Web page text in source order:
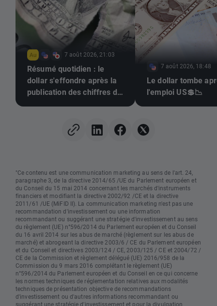
7 août 2026, 21:03
Résumé quotidien : le
dollar s'effondre après la
publication des chiffres de
7 août 2026, 18:48
Le dollar tombe
l'emploi US💲📉
"Ce contenu est une communication marketing au sens de l'art. 24,
paragraphe 3, de la directive 2014/65 /UE du Parlement européen et
du Conseil du 15 mai 2014 concernant les marchés d'instruments
financiers et modifiant la directive 2002/92 /CE et la directive
2011/61 /UE (MiFID II). La communication marketing n'est pas une
recommandation d'investissement ou une information
recommandant ou suggérant une stratégie d'investissement au sens
du règlement (UE) n°596/2014 du Parlement européen et du Conseil
du 16 avril 2014 sur les abus de marché (règlement sur les abus de
marché) et abrogeant la directive 2003/6 / CE du Parlement européen
et du Conseil et directives 2003/124 / CE, 2003/125 / CE et 2004/72 /
CE de la Commission et règlement délégué (UE) 2016/958 de la
Commission du 9 mars 2016 complétant le règlement (UE)
n°596/2014 du Parlement européen et du Conseil en ce qui concerne
les normes techniques de réglementation relatives aux modalités
techniques de présentation objective de recommandations
d'investissement ou d'autres informations recommandant ou
suggérant une stratégie d'investissement et pour la divulgation